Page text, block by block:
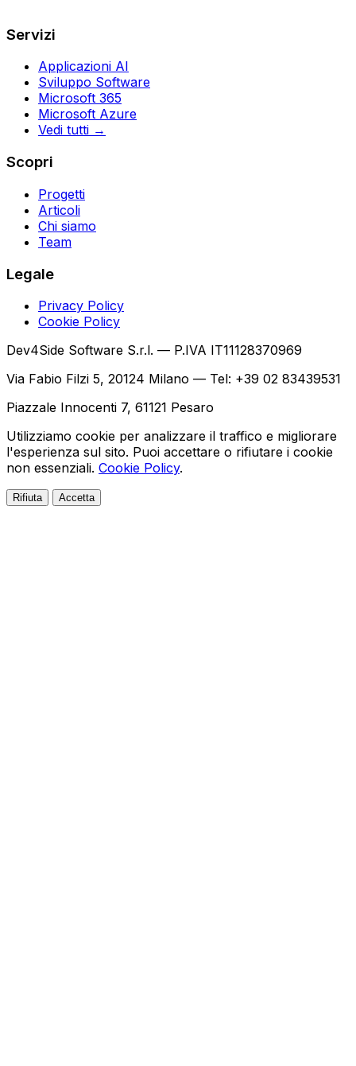
Servizi
Applicazioni AI
Sviluppo Software
Microsoft 365
Microsoft Azure
Vedi tutti →
Scopri
Progetti
Articoli
Chi siamo
Team
Legale
Privacy Policy
Cookie Policy
Dev4Side Software S.r.l. — P.IVA IT11128370969
Via Fabio Filzi 5, 20124 Milano — Tel: +39 02 83439531
Piazzale Innocenti 7, 61121 Pesaro
Utilizziamo cookie per analizzare il traffico e migliorare
l'esperienza sul sito. Puoi accettare o rifiutare i cookie
non essenziali. Cookie Policy.
Rifiuta Accetta